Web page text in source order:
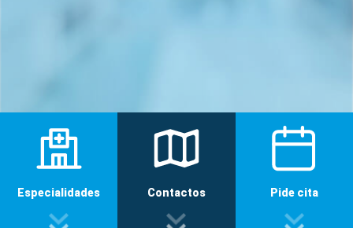
Especialidades Contactos Pide cita